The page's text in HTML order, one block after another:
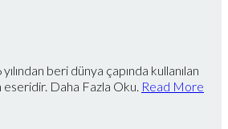
beri dünya çapında kullanılan
Daha Fazla Oku. Read More